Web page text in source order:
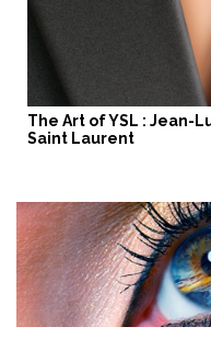
The Art of YSL : Jean-
Saint Laurent